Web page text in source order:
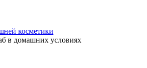
косметики
в домашних условиях